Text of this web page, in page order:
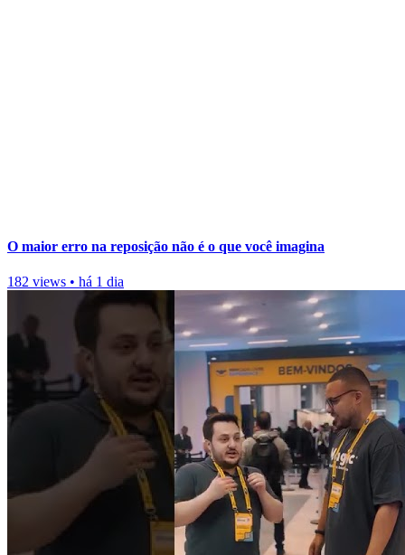
O maior erro na reposição não é o que você imagina
182 views • há 1 dia